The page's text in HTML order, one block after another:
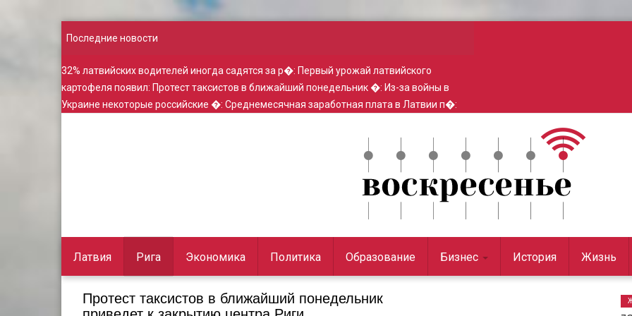
Последние новости
32% латвийских водителей иногда садятся за р�: Первый урожай латвийского
картофеля появил: Протест таксистов в ближайший понедельник �: Из-за войны в
Украине некоторые российские �: Среднемесячная заработная плата в Латвии п�:
Латвия Рига Экономика Политика Образование Бизнес История Жизнь
Протест таксистов в ближайший понедельник